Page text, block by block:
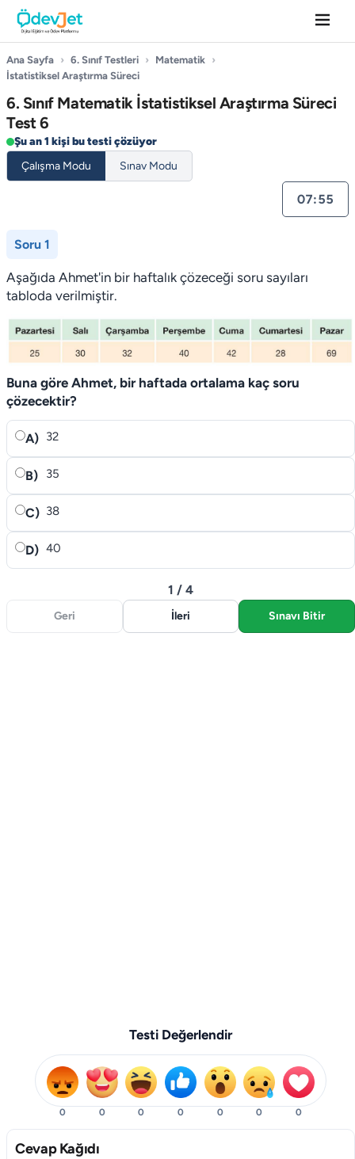
Ana Sayfa › 6. Sınıf Testleri › Matematik ›
İstatistiksel Araştırma Süreci
6. Sınıf Matematik İstatistiksel Araştırma Süreci
Test 6
Şu an 1 kişi bu testi çözüyor
Çalışma Modu
Sınav Modu
07:55
Soru 1
Aşağıda Ahmet'in bir haftalık çözeceği soru sayıları
tabloda verilmiştir.
Buna göre Ahmet, bir haftada ortalama kaç soru
çözecektir?
A) 32
B) 35
C) 38
D) 40
Geri
1 / 4
İleri Sınavı Bitir
Testi Değerlendir
0 0 0 0 0 0 0
Cevap Kağıdı